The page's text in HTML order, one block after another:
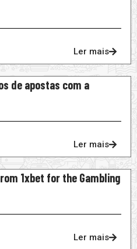
Ler mais
de apostas com a
Ler mais
1xbet for the Gambling
Ler mais